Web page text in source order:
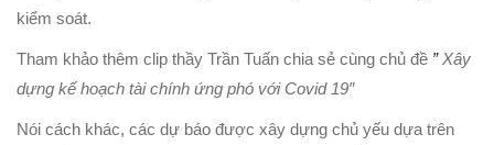
kiểm soát.
Tham khảo thêm clip thầy Trần Tuấn chia sẻ cùng chủ đề ” Xây
dựng kế hoạch tài chính ứng phó với Covid 19″
Nói cách khác, các dự báo được xây dựng chủ yếu dựa trên